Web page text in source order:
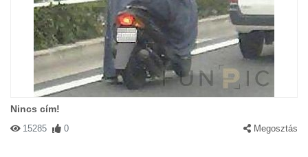
Nincs cím!
15285 0 Megosztás